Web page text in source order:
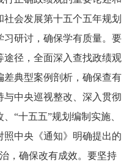
社会发展第十五个五年规划
习研讨，确保学有质量。要
途径，全面深入查找政绩观
典型案例剖析，确保查有
中央巡视整改、深入贯彻
“十五五”规划编制实施、
中央《通知》明确提出的
，确保改有成效。要坚持